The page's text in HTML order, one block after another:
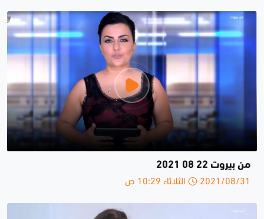
من بيروت 22 08 2021
2021/08/31 الثلاثاء 10:29 ص